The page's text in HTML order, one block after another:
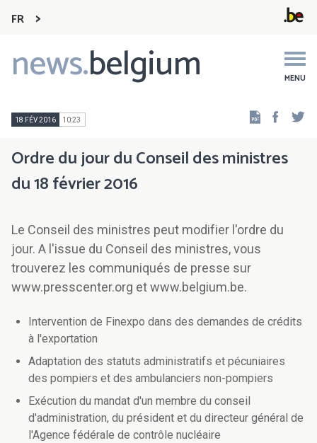
FR
news.belgium MENU
Main
navigation
18 FÉV 2016 10:23
Ordre du jour du Conseil des ministres
du 18 février 2016
Le Conseil des ministres peut modifier l'ordre du
jour. A l'issue du Conseil des ministres, vous
trouverez les communiqués de presse sur
www.presscenter.org et www.belgium.be.
Intervention de Finexpo dans des demandes de crédits
à l'exportation
Adaptation des statuts administratifs et pécuniaires
des pompiers et des ambulanciers non-pompiers
Exécution du mandat d'un membre du conseil
d'administration, du président et du directeur général de
l'Agence fédérale de contrôle nucléaire